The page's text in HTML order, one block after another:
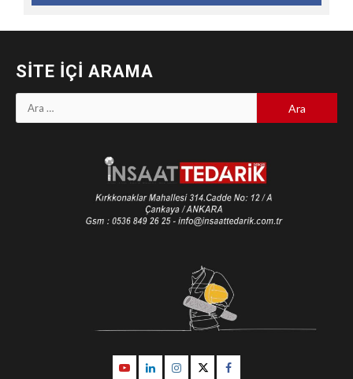
SITE İÇI ARAMA
Arama:
YoutubeLinkedinİnstagram
TwitterFacebook